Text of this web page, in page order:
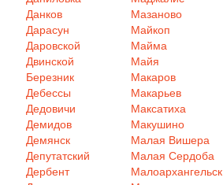
Данков
Дарасун
Даровской
Двинской
Березник
Дебессы
Дедовичи
Демидов
Демянск
Депутатский
Дербент
Мазаново
Майкоп
Майма
Майя
Макаров
Макарьев
Максатиха
Макушино
Малая Вишера
Малая Сердоба
Малоархангельск